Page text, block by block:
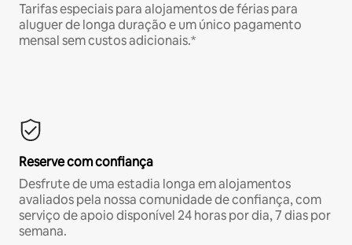
Tarifas especiais para alojamentos de férias para
aluguer de longa duração e um único pagamento
mensal sem custos adicionais.*
Reserve com confiança
Desfrute de uma estadia longa em alojamentos
avaliados pela nossa comunidade de confiança, com
serviço de apoio disponível 24 horas por dia, 7 dias por
semana.